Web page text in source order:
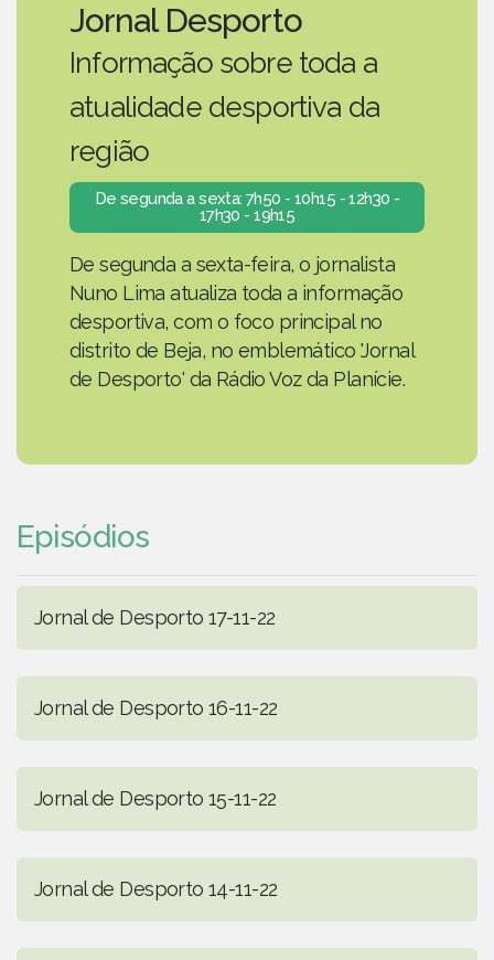
Jornal Desporto
Informação sobre toda a
atualidade desportiva da
região
De segunda a sexta: 7h50 - 10h15 - 12h30 -
17h30 - 19h15
De segunda a sexta-feira, o jornalista
Nuno Lima atualiza toda a informação
desportiva, com o foco principal no
distrito de Beja, no emblemático 'Jornal
de Desporto' da Rádio Voz da Planície.
Episódios
Jornal de Desporto 17-11-22
Jornal de Desporto 16-11-22
Jornal de Desporto 15-11-22
Jornal de Desporto 14-11-22